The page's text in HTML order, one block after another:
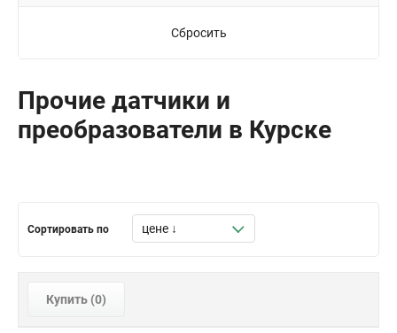
Сбросить
Прочие датчики и
преобразователи в Курске
Сортировать по
Купить (0)